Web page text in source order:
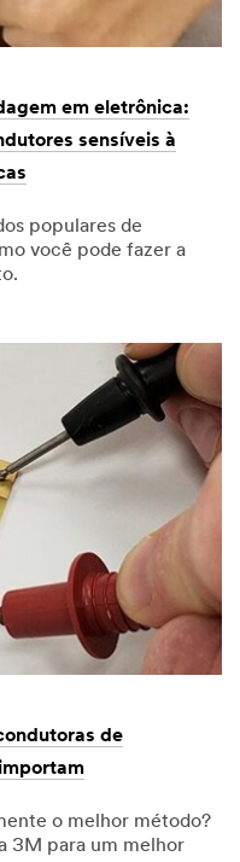
em eletrônica:
sensíveis à
populares de
você pode fazer a
de
o melhor método?
3M para um melhor